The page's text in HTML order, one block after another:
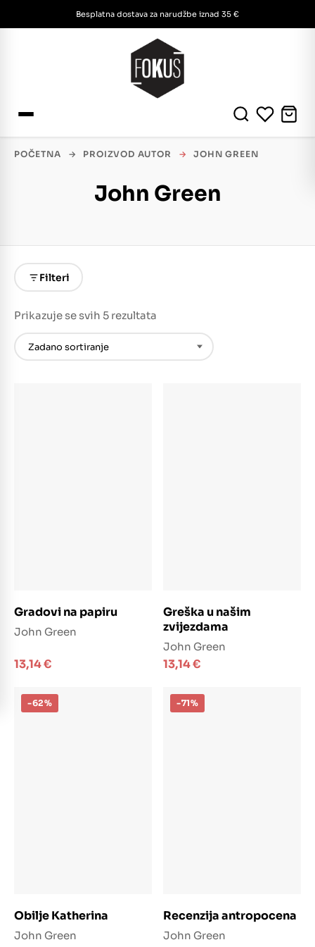
Besplatna dostava za narudžbe iznad 35 €
POČETNA → PROIZVOD AUTOR → JOHN GREEN
John Green
Filteri
Prikazuje se svih 5 rezultata
Gradovi na papiru
John Green
13,14€
Greška u našim
zvijezdama
John Green
13,14€
-62%
Obilje Katherina
John Green
-71%
Recenzija antropocena
John Green